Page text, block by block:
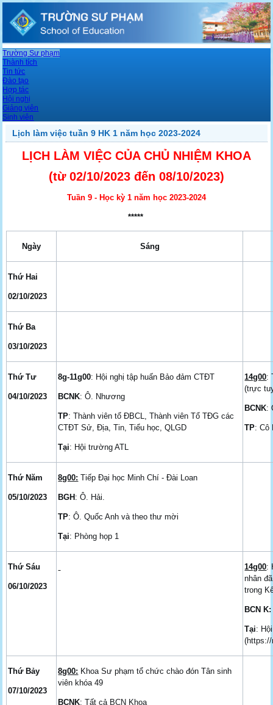
Trường Sư phạm
Thành tích
Tin tức
Đào tạo
Hợp tác
Hội nghị
Giảng viên
Sinh viên
Lịch làm việc tuần 9 HK 1 năm học 2023-2024
LỊCH LÀM VIỆC CỦA CHỦ NHIỆM KHOA
(từ 02/10/2023 đến 08/10/2023)
Tuần 9 - Học kỳ 1 năm học 2023-2024
*****
Ngày Sáng
Thứ Hai
02/10/2023
Thứ Ba
03/10/2023
Thứ Tư
04/10/2023
8g-11g00: Hội nghị tập huấn Bảo đảm CTĐT
BCNK: Ô. Nhương
TP: Thành viên tổ ĐBCL, Thành viên Tổ TĐG các
CTĐT Sử, Địa, Tin, Tiểu học, QLGD
Tại: Hội trường ATL
14g00:
(trực
BCNK:
TP: Cô
Thứ Năm
05/10/2023
8g00: Tiếp Đại học Minh Chí - Đài Loan
BGH : Ô. Hải.
TP: Ô. Quốc Anh và theo thư mời
Tại: Phòng họp 1
Thứ Sáu
06/10/2023
14g00:
nhân
trong
BCN
Tại:
Thứ Bảy
07/10/2023
8g00: Khoa Sư phạm tổ chức chào đón Tân sinh
viên khóa 49
BCNK: Tất cả BCN Khoa